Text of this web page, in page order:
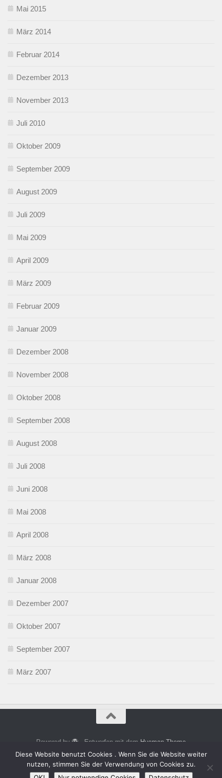
Mai 2015
März 2014
Februar 2014
Dezember 2013
November 2013
Juli 2010
Oktober 2009
September 2009
August 2009
Juli 2009
Mai 2009
April 2009
März 2009
Februar 2009
Januar 2009
Dezember 2008
November 2008
Oktober 2008
September 2008
August 2008
Juli 2008
Juni 2008
Mai 2008
April 2008
März 2008
Januar 2008
Dezember 2007
Oktober 2007
September 2007
März 2007
Powered by - Entworfen mit dem Hueman-Theme
Diese Website benutzt Cookies . Wenn Sie die Website weiter
nutzen, stimmen Sie der Verwendung von Cookies zu.